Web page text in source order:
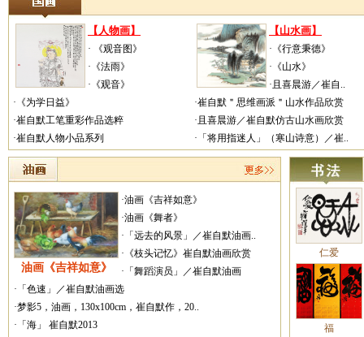
【人物画】
· 《观音图》
·《法雨》
·《观音》
·《为学日益》
·崔自默工笔重彩作品选粹
·崔自默人物小品系列
【山水画】
·《行意秉德》
·《山水》
·且喜晨游／崔自..
·崔自默＂思维画派＂山水作品欣赏
·且喜晨游／崔自默仿古山水画欣赏
·「将用指迷人」（寒山诗意）／崔..
油画《吉祥如意》
·油画《吉祥如意》
·油画《舞者》
·「远去的风景」／崔自默油画..
·《枝头记忆》崔自默油画欣赏
·「舞蹈演员」／崔自默油画
·「色速」／崔自默油画选
·梦影5，油画，130x100cm，崔自默作，20..
·「海」 崔自默2013
仁爱
福